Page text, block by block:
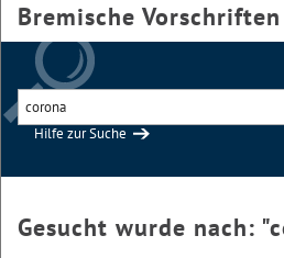
Bremische Vorschriften
Hilfe zur Suche
Gesucht wurde nach: "